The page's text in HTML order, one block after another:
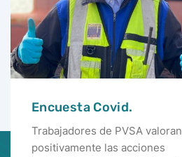
Encuesta Covid.
Trabajadores de PVSA valoran
positivamente las acciones